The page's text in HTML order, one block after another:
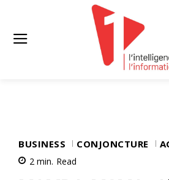
BUSINESS CONJONCTURE
2 min. Read